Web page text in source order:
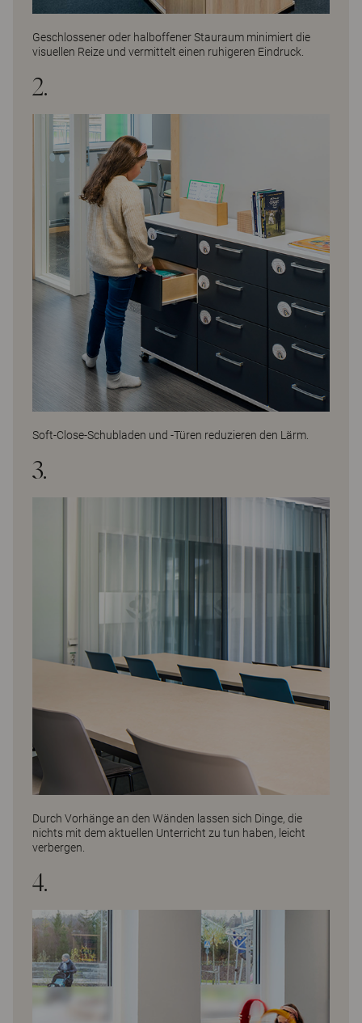
Geschlossener oder halboffener Stauraum minimiert die
visuellen Reize und vermittelt einen ruhigeren Eindruck.
2.
Soft-Close-Schubladen und -Türen reduzieren den Lärm.
3.
Durch Vorhänge an den Wänden lassen sich Dinge, die
nichts mit dem aktuellen Unterricht zu tun haben, leicht
verbergen.
4.